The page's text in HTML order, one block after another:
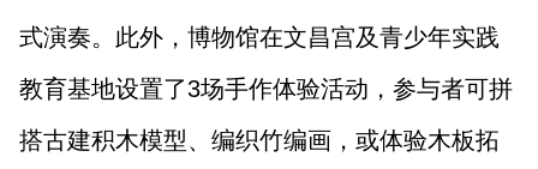
式演奏。此外，博物馆在文昌宫及青少年实践
教育基地设置了3场手作体验活动，参与者可拼
搭古建积木模型、编织竹编画，或体验木板拓